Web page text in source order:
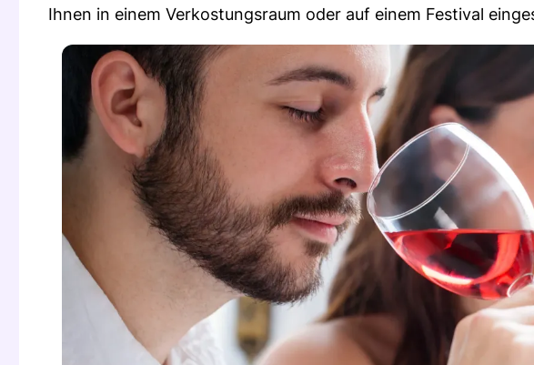
Ihnen in einem Verkostungsraum oder auf einem Festival